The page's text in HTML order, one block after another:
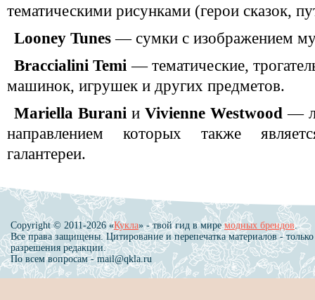
тематическими рисунками (герои сказок,
Looney Tunes— сумки с изображением
Braccialini Temi — тематические,
машинок, игрушек и других предметов.
Mariella Burani и Vivienne Westwood —
направлением которых также
галантереи.
Copyright © 2011-2026 «Кукла» - твой гид в миремодных брендов.
Все права защищены. Цитирование и перепечатка материалов - только
разрешения редакции.
По всем вопросам - mail@qkla.ru